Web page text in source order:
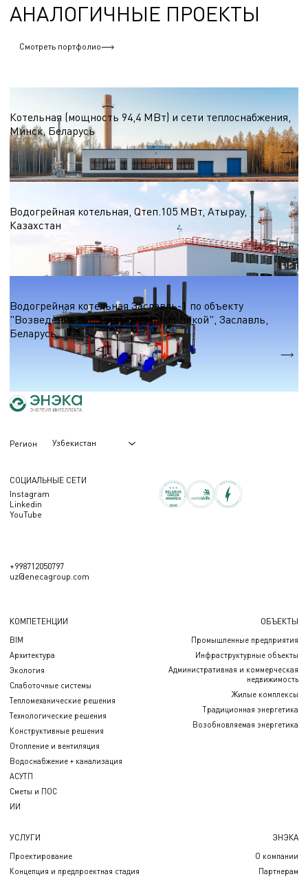
АНАЛОГИЧНЫЕ ПРОЕКТЫ
Смотреть портфолио
Котельная (мощность 94,4 МВт) и сети теплоснабжения,
Минск, Беларусь
Qтеп.
94,4 МВт
Водогрейные котельные на природном газе
Водогрейная котельная, Qтеп.105 МВт, Атырау,
Казахстан
Водогрейные котельные на природном газе
Водогрейная котельная Заславль-1 по объекту
"Возведение больницы с поликлиникой", Заславль,
Беларусь
Регион Узбекистан
СОЦИАЛЬНЫЕ СЕТИ
Instagram
Linkedin
YouTube
+998712050797
uz@enecagroup.com
КОМПЕТЕНЦИИ
BIM
Архитектура
Экология
Слаботочные системы
Тепломеханические решения
Технологические решения
Конструктивные решения
Отопление и вентиляция
Водоснабжение + канализация
АСУТП
Сметы и ПОС
ИИ
ОБЪЕКТЫ
Промышленные предприятия
Инфраструктурные объекты
Административная и коммерческая
недвижимость
Жилые комплексы
Традиционная энергетика
Возобновляемая энергетика
УСЛУГИ
Проектирование
Концепция и предпроектная стадия
ЭНЭКА
О компании
Партнерам